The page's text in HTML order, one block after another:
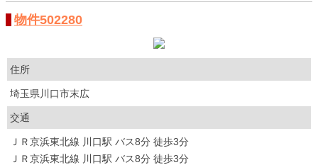
物件502280
住所
埼玉県川口市末広
交通
ＪＲ京浜東北線 川口駅 バス8分 徒歩3分
ＪＲ京浜東北線 川口駅 バス8分 徒歩3分